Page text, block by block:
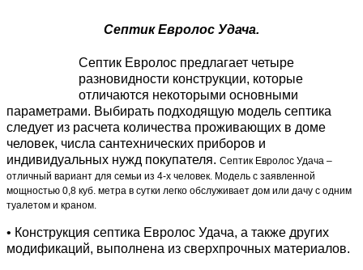
Септик Евролос Удача.
Септик Евролос предлагает четыре
разновидности конструкции, которые
отличаются некоторыми основными
параметрами. Выбирать подходящую модель септика
следует из расчета количества проживающих в доме
человек, числа сантехнических приборов и
индивидуальных нужд покупателя. Септик Евролос Удача –
отличный вариант для семьи из 4-х человек. Модель с заявленной
мощностью 0,8 куб. метра в сутки легко обслуживает дом или дачу с одним
туалетом и краном.
• Конструкция септика Евролос Удача, а также других
модификаций, выполнена из сверхпрочных материалов.